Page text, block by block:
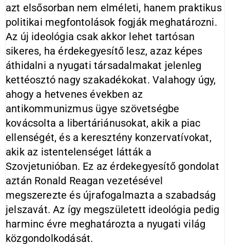
azt elsősorban nem elméleti, hanem praktikus
politikai megfontolások fogják meghatározni.
Az új ideológia csak akkor lehet tartósan
sikeres, ha érdekegyesítő lesz, azaz képes
áthidalni a nyugati társadalmakat jelenleg
kettéosztó nagy szakadékokat. Valahogy úgy,
ahogy a hetvenes években az
antikommunizmus ügye szövetségbe
kovácsolta a libertáriánusokat, akik a piac
ellenségét, és a keresztény konzervatívokat,
akik az istentelenséget látták a
Szovjetunióban. Ez az érdekegyesítő gondolat
aztán Ronald Reagan vezetésével
megszerezte és újrafogalmazta a szabadság
jelszavát. Az így megszületett ideológia pedig
harminc évre meghatározta a nyugati világ
közgondolkodását.